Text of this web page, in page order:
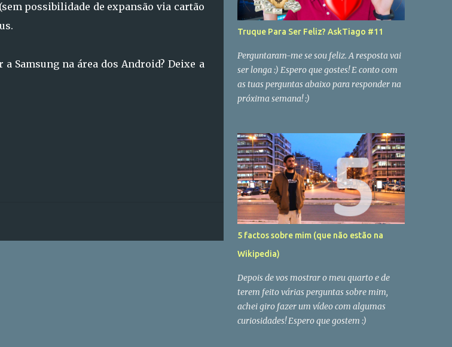
possibilidade de expansão via cartão
a Samsung na área dos Android? Deixe a
Truque Para Ser Feliz? AskTiago #11
Perguntaram-me se sou feliz. A resposta vai
ser longa :) Espero que gostes! E conto com
as tuas perguntas abaixo para responder na
próxima semana! :)
5 factos sobre mim (que não estão na
Wikipedia)
Depois de vos mostrar o meu quarto e de
terem feito várias perguntas sobre mim,
achei giro fazer um vídeo com algumas
curiosidades! Espero que gostem :)